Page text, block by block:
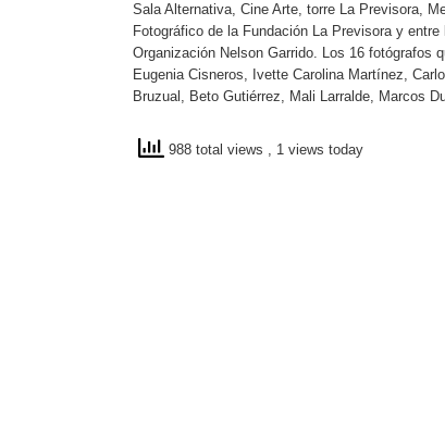
Sala Alternativa, Cine Arte, torre La Previsora,
Fotográfico de la Fundación La Previsora y
Organización Nelson Garrido. Los 16 fotógrafos
Eugenia Cisneros, Ivette Carolina Martínez,
Bruzual, Beto Gutiérrez, Mali Larralde, Marcos
988 total views , 1 views today